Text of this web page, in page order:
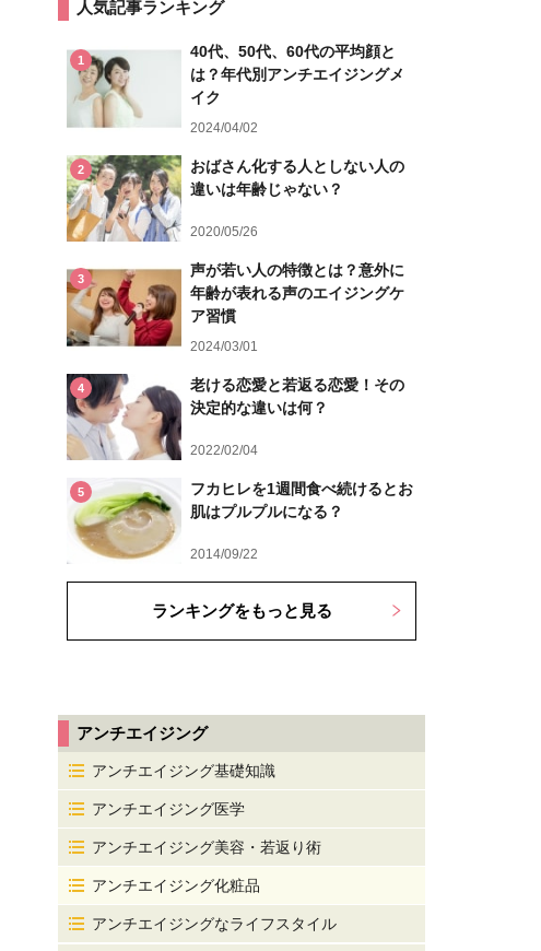
人気記事ランキング
1
40代、50代、60代の平均顔と
は？年代別アンチエイジングメ
イク
2024/04/02
2
おばさん化する人としない人の
違いは年齢じゃない？
2020/05/26
3
声が若い人の特徴とは？意外に
年齢が表れる声のエイジングケ
ア習慣
2024/03/01
4
老ける恋愛と若返る恋愛！その
決定的な違いは何？
2022/02/04
5
フカヒレを1週間食べ続けるとお
肌はプルプルになる？
2014/09/22
ランキングをもっと見る
アンチエイジング
アンチエイジング基礎知識
アンチエイジング医学
アンチエイジング美容・若返り術
アンチエイジング化粧品
アンチエイジングなライフスタイル